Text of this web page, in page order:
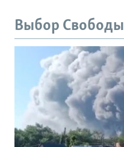
Выбор Свободы